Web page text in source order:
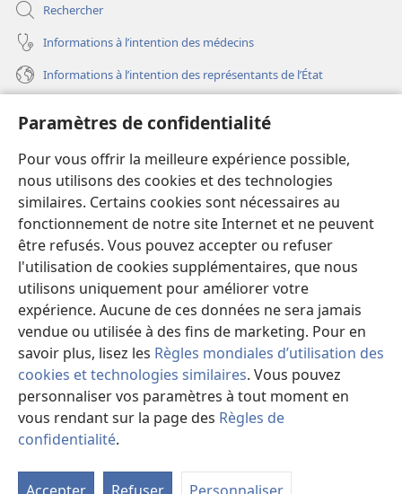
Paramètres de confidentialité
Pour vous offrir la meilleure expérience possible,
nous utilisons des cookies et des technologies
similaires. Certains cookies sont nécessaires au
fonctionnement de notre site Internet et ne peuvent
être refusés. Vous pouvez accepter ou refuser
l'utilisation de cookies supplémentaires, que nous
utilisons uniquement pour améliorer votre
expérience. Aucune de ces données ne sera jamais
vendue ou utilisée à des fins de marketing. Pour en
savoir plus, lisez les Règles mondiales d’utilisation des
cookies et technologies similaires. Vous pouvez
personnaliser vos paramètres à tout moment en
vous rendant sur la page des Règles de
confidentialité.
Rechercher
Informations à l’intention des médecins
Informations à l’intention des représentants de l’État
(ouvre
une
nouvelle
fenêtre)
Bibliothèque en ligne
(ouvre
une
nouvelle
fenêtre)
JW Hub®
(ouvre
une
nouvelle
fenêtre)
JW Library
Watchtower Library
Copyright© 2026 Watch Tower Bible and Tract Society of Pennsylvania.
CONDITIONS D’UTILISATION
PARAMÈTRES DE CONFIDENTIALITÉ